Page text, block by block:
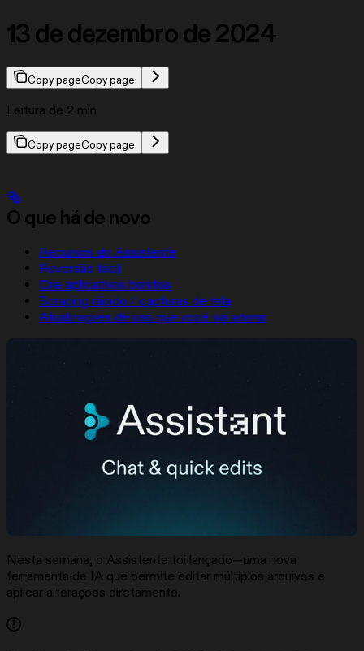
13 de dezembro de 2024
Copy pageCopy page
Leitura de 2 min
Copy pageCopy page
O que há de novo
Recursos do Assistente
Reversão fácil
Crie aplicativos bonitos
Scraping rápido / capturas de tela
Atualizações de uso que você vai adorar
Nesta semana, o Assistente foi lançado—uma nova
ferramenta de IA que permite editar múltiplos arquivos e
aplicar alterações diretamente.